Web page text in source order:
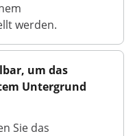
werden.
um das
Untergrund
Sie das